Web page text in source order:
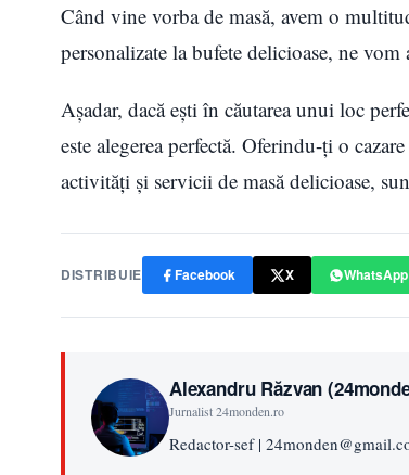
Când vine vorba de masă, avem o
personalizate la bufete delicioase, ne
Așadar, dacă ești în căutarea unui loc
este alegerea perfectă. Oferindu-ți o
activități și servicii de masă delicioase,
DISTRIBUIE Facebook X WhatsApp
Alexandru Răzvan
Jurnalist 24monden.ro
Redactor-sef |